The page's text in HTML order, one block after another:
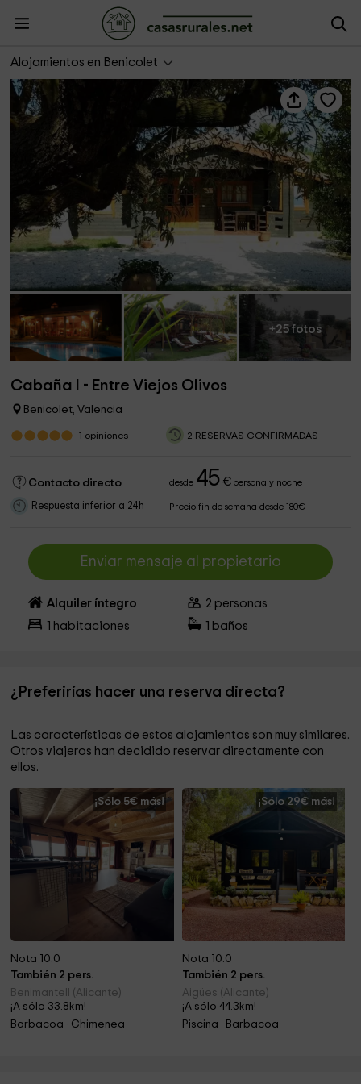
Alojamientos en Benicolet
Cabaña I - Entre Viejos Olivos
+25 fotos
Cabaña I - Entre Viejos Olivos
Benicolet, Valencia
1 opiniones 2 RESERVAS CONFIRMADAS
Contacto directo desde 45 €persona y noche
Respuesta inferior a 24h Precio fin de semana desde 180€
Enviar mensaje al propietario
Alquiler íntegro 2 personas
habitaciones baños
¿Preferirías hacer una reserva directa?
Las características de estos alojamientos son muy similares.
Otros viajeros han decidido reservar directamente con
ellos.
¡Sólo 5€ más!
Nota 10.0
También 2 pers.
Benimantell (Alicante)
¡A sólo 33.8km!
Barbacoa · Chimenea
¡Sólo 29€ más!
Nota 10.0
También 2 pers.
Aigües (Alicante)
¡A sólo 44.3km!
Piscina · Barbacoa